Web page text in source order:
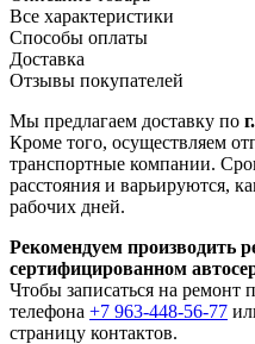
Все характеристики
Способы оплаты
Доставка
Отзывы покупателей
Мы предлагаем доставку по
Кроме того, осуществляем
транспортные компании.
расстояния и варьируются,
рабочих дней.
Рекомендуем производить
сертифицированном
Чтобы записаться на ремонт
телефона +7 963-448-56-77
страницу контактов.